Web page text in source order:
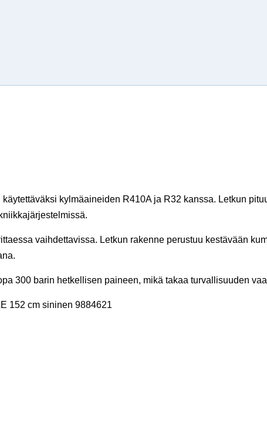
kylmäaineiden R410A ja R32 kanssa. Letkun
vaihdettavissa. Letkun rakenne perustuu kestävään
300 barin hetkellisen paineen, mikä takaa turvallisuuden
152 cm sininen 9884621